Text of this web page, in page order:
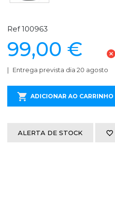
Ref 100963
99,00 €
Entrega prevista dia 20 agosto
ADICIONAR AO CARRINHO
ALERTA DE STOCK